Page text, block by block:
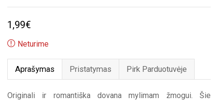
1,99€
Neturime
Aprašymas Pristatymas Pirk Parduotuvėje
Originali ir romantiška dovana mylimam žmogui. Šie